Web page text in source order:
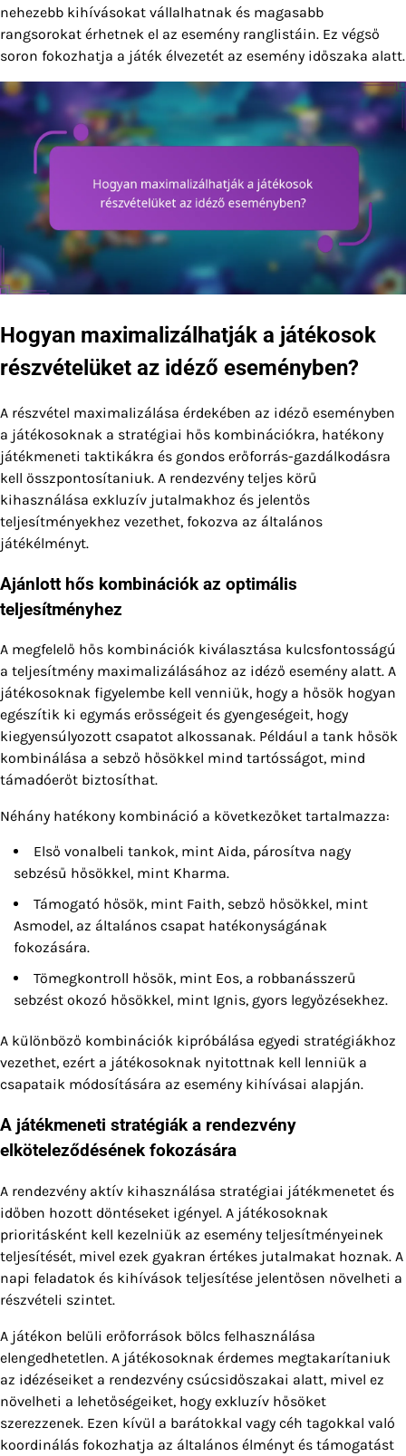
nehezebb kihívásokat vállalhatnak és magasabb
rangsorokat érhetnek el az esemény ranglistáin. Ez végső
soron fokozhatja a játék élvezetét az esemény időszaka alatt.
Hogyan maximalizálhatják a játékosok
részvételüket az idéző eseményben?
A részvétel maximalizálása érdekében az idéző eseményben
a játékosoknak a stratégiai hős kombinációkra, hatékony
játékmeneti taktikákra és gondos erőforrás-gazdálkodásra
kell összpontosítaniuk. A rendezvény teljes körű
kihasználása exkluzív jutalmakhoz és jelentős
teljesítményekhez vezethet, fokozva az általános
játékélményt.
Ajánlott hős kombinációk az optimális
teljesítményhez
A megfelelő hős kombinációk kiválasztása kulcsfontosságú
a teljesítmény maximalizálásához az idéző esemény alatt. A
játékosoknak figyelembe kell venniük, hogy a hősök hogyan
egészítik ki egymás erősségeit és gyengeségeit, hogy
kiegyensúlyozott csapatot alkossanak. Például a tank hősök
kombinálása a sebző hősökkel mind tartósságot, mind
támadóerőt biztosíthat.
Néhány hatékony kombináció a következőket tartalmazza:
Első vonalbeli tankok, mint Aida, párosítva nagy
sebzésű hősökkel, mint Kharma.
Támogató hősök, mint Faith, sebző hősökkel, mint
Asmodel, az általános csapat hatékonyságának
fokozására.
Tömegkontroll hősök, mint Eos, a robbanásszerű
sebzést okozó hősökkel, mint Ignis, gyors legyőzésekhez.
A különböző kombinációk kipróbálása egyedi stratégiákhoz
vezethet, ezért a játékosoknak nyitottnak kell lenniük a
csapataik módosítására az esemény kihívásai alapján.
A játékmeneti stratégiák a rendezvény
elköteleződésének fokozására
A rendezvény aktív kihasználása stratégiai játékmenetet és
időben hozott döntéseket igényel. A játékosoknak
prioritásként kell kezelniük az esemény teljesítményeinek
teljesítését, mivel ezek gyakran értékes jutalmakat hoznak. A
napi feladatok és kihívások teljesítése jelentősen növelheti a
részvételi szintet.
A játékon belüli erőforrások bölcs felhasználása
elengedhetetlen. A játékosoknak érdemes megtakarítaniuk
az idézéseiket a rendezvény csúcsidőszakai alatt, mivel ez
növelheti a lehetőségeiket, hogy exkluzív hősöket
szerezzenek. Ezen kívül a barátokkal vagy céh tagokkal való
koordinálás fokozhatja az általános élményt és támogatást